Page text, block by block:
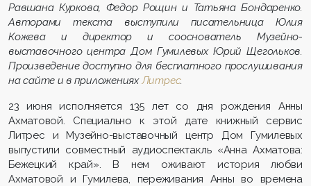
Равшана Куркова, Федор Рощин и Татьяна Бондаренко.
Авторами текста выступили писательница Юлия
Кожева и директор и сооснователь Музейно-
выставочного центра Дом Гумилевых Юрий Щегольков.
Произведение доступно для бесплатного прослушивания
на сайте и в приложенияхЛитрес.
23 июня исполняется 135 лет со дня рождения Анны
Ахматовой. Специально к этой дате книжный сервис
Литрес и Музейно-выставочный центр Дом Гумилевых
выпустили совместный аудиоспектакль «Анна Ахматова:
Бежецкий край». В нем оживают история любви
Ахматовой и Гумилева, переживания Анны во времена